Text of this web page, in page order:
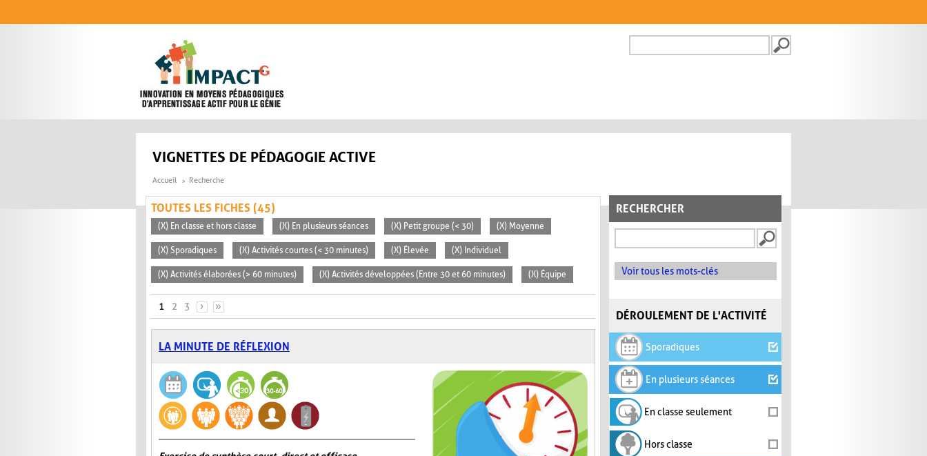
FORMULAIRE DE
VIGNETTES DE PÉDAGOGIE ACTIVE
Accueil Recherche
RECHERCHER
Voir tous les mots-clés
DÉROULEMENT DE L'ACTIVITÉ
Sporadiques
En plusieurs séances
En classe seulement
Hors classe
TOUTES LES FICHES (45)
(X) En classe et hors classe (X) En plusieurs séances (X) Petit groupe (< 30) (X) Moyenne
(X) Sporadiques (X) Activités courtes (< 30 minutes) (X) Élevée (X) Individuel
(X) Activités élaborées (> 60 minutes) (X) Activités développées (Entre 30 et 60 minutes) (X) Équipe
PAGES
1 2 3 › »
LA MINUTE DE RÉFLEXION